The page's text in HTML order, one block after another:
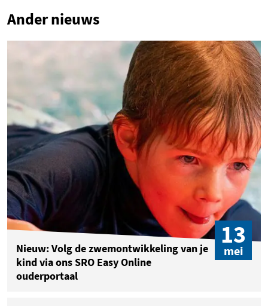
Ander nieuws
Nieuw: Volg de zwemontwikkeling van je
kind via ons SRO Easy Online
ouderportaal
13
mei